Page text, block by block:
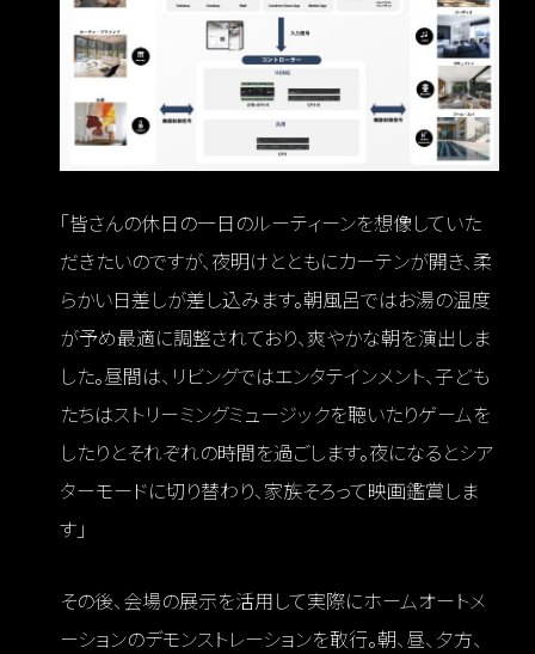
「皆さんの休日の一日のルーティーンを想像していた
だきたいのですが、夜明けとともにカーテンが開き、柔
らかい日差しが差し込みます。朝風呂ではお湯の温度
が予め最適に調整されており、爽やかな朝を演出しま
した。昼間は、リビングではエンタテインメント、子ども
たちはストリーミングミュージックを聴いたりゲームを
したりとそれぞれの時間を過ごします。夜になるとシア
ターモードに切り替わり、家族そろって映画鑑賞しま
す」
その後、会場の展示を活用して実際にホームオートメ
ーションのデモンストレーションを敢行。朝、昼、夕方、